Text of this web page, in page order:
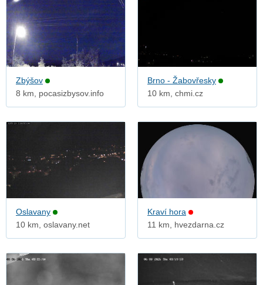
Zbýšov
8 km, pocasizbysov.info
Brno - Žabovřesky
10 km, chmi.cz
Oslavany
10 km, oslavany.net
Kraví hora
11 km, hvezdarna.cz